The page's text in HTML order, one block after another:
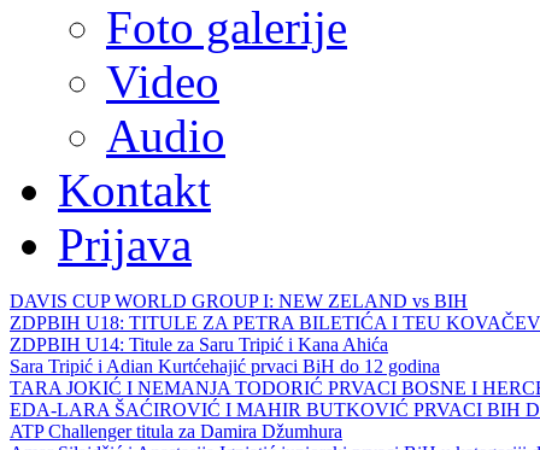
Foto galerije
Video
Audio
Kontakt
Prijava
DAVIS CUP WORLD GROUP I: NEW ZELAND vs BIH
ZDPBIH U18: TITULE ZA PETRA BILETIĆA I TEU
ZDPBIH U14: Titule za Saru Tripić i Kana Ahića
Sara Tripić i Adian Kurtćehajić prvaci BiH do 12 godina
TARA JOKIĆ I NEMANJA TODORIĆ PRVACI BOSNE I
EDA-LARA ŠAĆIROVIĆ I MAHIR BUTKOVIĆ PRVACI BIH
ATP Challenger titula za Damira Džumhura